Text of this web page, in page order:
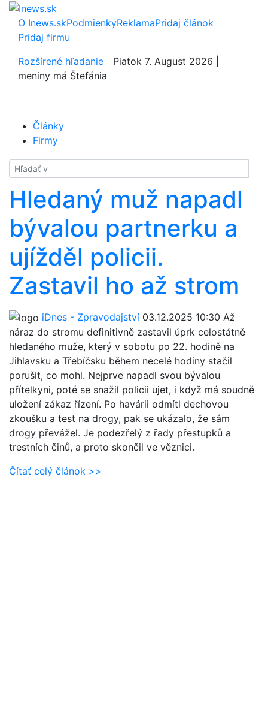
O Inews.skPodmienkyReklamaPridaj článok
Pridaj firmu
Rozšírené hľadanie
Piatok 7. August 2026 |
meniny má Štefánia
Články
Firmy
Hladať
Hledaný muž napadl
bývalou partnerku a
ujížděl policii.
Zastavil ho až strom
iDnes - Zpravodajství 03.12.2025 10:30 Až
náraz do stromu definitivně zastavil úprk celostátně
hledaného muže, který v sobotu po 22. hodině na
Jihlavsku a Třebíčsku během necelé hodiny stačil
porušit, co mohl. Nejprve napadl svou bývalou
přítelkyni, poté se snažil policii ujet, i když má soudně
uložení zákaz řízení. Po havárii odmítl dechovou
zkoušku a test na drogy, pak se ukázalo, že sám
drogy převážel. Je podezřelý z řady přestupků a
trestních činů, a proto skončil ve věznici.
Čítať celý článok >>